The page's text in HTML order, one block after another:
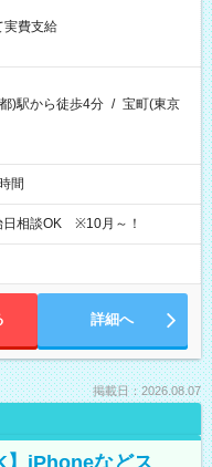
実費支給
)駅から徒歩4分 / 宝町(東京
間
相談OK ※10月～！
詳細へ
掲載日：2026.08.07
】iPhoneなどス